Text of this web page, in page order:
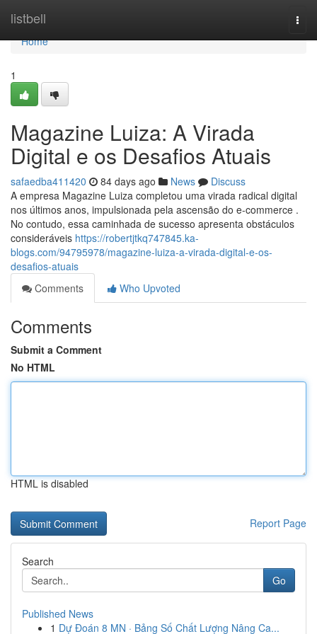
listbell
Home
Home
1
Magazine Luiza: A Virada
Digital e os Desafios Atuais
safaedba411420 84 days ago News
Discuss
A empresa Magazine Luiza completou uma virada radical digital
nos últimos anos, impulsionada pela ascensão do e-commerce .
No contudo, essa caminhada de sucesso apresenta obstáculos
consideráveis https://robertjtkq747845.ka-
blogs.com/94795978/magazine-luiza-a-virada-digital-e-os-
desafios-atuais
Comments
Who Upvoted
Comments
Submit a Comment
No HTML
HTML is disabled
Report Page
Search
Go
Published News
1 Dự Đoán 8 MN · Bảng Số Chất Lượng Nâng Ca...